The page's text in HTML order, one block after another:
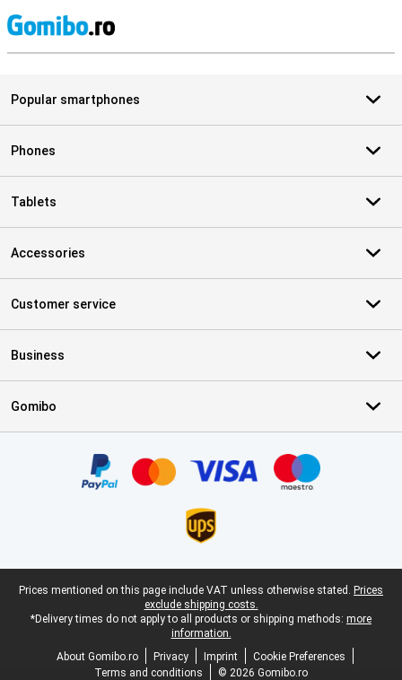
Popular smartphones
Phones
Tablets
Accessories
Customer service
Business
Gomibo
Legal footer
Prices mentioned on this page include VAT unless otherwise stated. Prices
exclude shipping costs.
*Delivery times do not apply to all products or shipping methods: more
information.
About Gomibo.ro
Privacy Imprint
Cookie Preferences
Terms and conditions
© 2026 Gomibo.ro